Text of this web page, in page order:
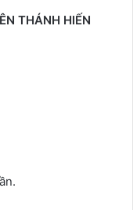
THÁNH HIẾN